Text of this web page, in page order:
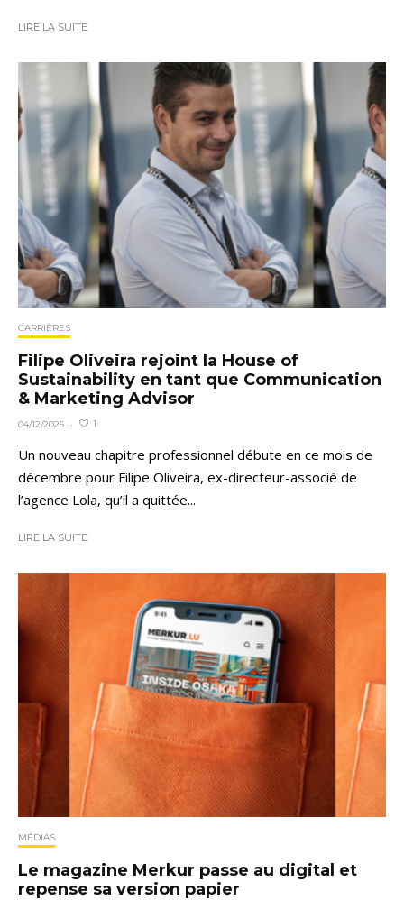
LIRE LA SUITE
CARRIÈRES
Filipe Oliveira rejoint la House of
Sustainability en tant que Communication
& Marketing Advisor
04/12/2025 · 1
Un nouveau chapitre professionnel débute en ce mois de
décembre pour Filipe Oliveira, ex-directeur-associé de
l’agence Lola, qu’il a quittée...
LIRE LA SUITE
MÉDIAS
Le magazine Merkur passe au digital et
repense sa version papier